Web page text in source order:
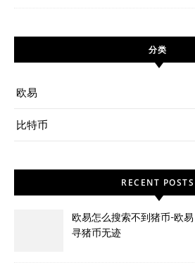
分类
欧易
比特币
RECENT POSTS
欧易怎么搜索不到猪币-欧易
寻猪币无迹